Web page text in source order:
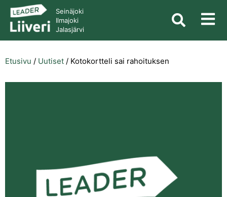
Seinäjoki
Ilmajoki
Jalasjärvi
Etusivu / Uutiset / Kotokortteli sai rahoituksen